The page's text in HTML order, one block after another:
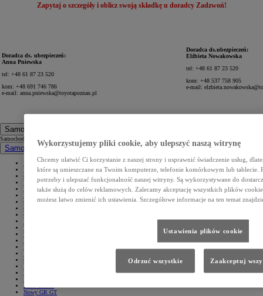
Zapytaj o szczegóły i oblicz swoją składkę u doradcy Zadzwoń!
Doradca ds. ubezpieczeń:
Anna Pniewska
tel: +48 61 87 23 520
kom: +48 691 746 786
e-mail: anna.pniewska@toyotapoznan.pl
Doradca ds.ubezpieczeń:
Elżbieta Nowakowska
tel: +48 61 87 23 520
kom: +48 537 758 905
e-mail:
Samochody
Samochody
Samochody osobowe
Nowe Aygo X
Yaris
GR Yaris
Yaris Cross
Nowy Yaris Cross
Nowy Urban Cruiser
Corolla Hatchback
Corolla Sedan
Corolla TS Kombi
Nowa Corolla Cross
Toyota C-HR
Toyota C-HR Plug-in
Nowa Toyota C-HR+
Nowa Toyota bZ4X
Nowa Toyota bZ4X Touring
Camry
Prius
Mirai
Nowy RAV4
Land Cruiser
Nowy GR GT
Wykorzystujemy pliki cookie, aby ulepszyć naszą witrynę
Chcemy ułatwić Ci korzystanie z naszej strony i usprawnić świadczenie usług,
które są umieszczane na Twoim komputerze, telefonie komórkowym lub tablecie.
potrzeby i ulepszać funkcjonalność naszej witryny. Są wykorzystywane do
także służą do celów reklamowych. Zalecamy akceptację wszystkich plików
możesz łatwo zmienić ich ustawienia. Szczegółowe informacje na ten temat
Ustawienia plików cookie
Odrzuć wszystkie Zaakceptuj